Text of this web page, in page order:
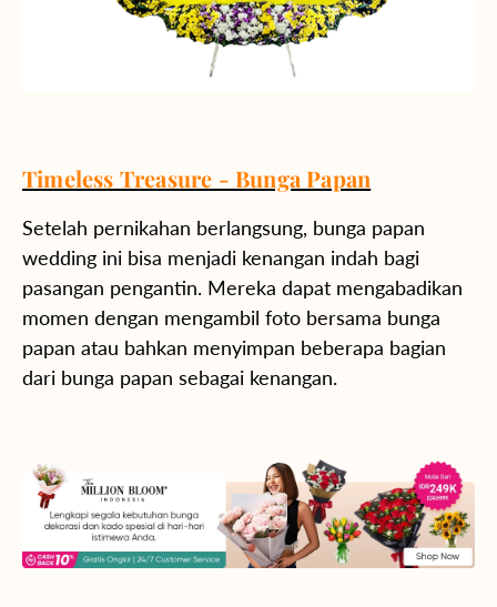
Timeless Treasure - Bunga Papan
Setelah pernikahan berlangsung, bunga papan
wedding ini bisa menjadi kenangan indah bagi
pasangan pengantin. Mereka dapat mengabadikan
momen dengan mengambil foto bersama bunga
papan atau bahkan menyimpan beberapa bagian
dari bunga papan sebagai kenangan.